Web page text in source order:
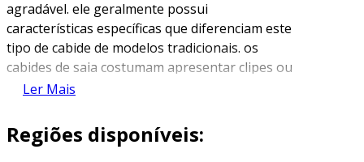
agradável. ele geralmente possui
características específicas que diferenciam este
tipo de cabide de modelos tradicionais. os
cabides de saia costumam apresentar clipes ou
pinças, que seguram a peça pelo cós, evitando
possuírem uma estrutura que ajuda a mantê-
las livres de vincos e marcas indesejadas.
Ler Mais
Regiões disponíveis: